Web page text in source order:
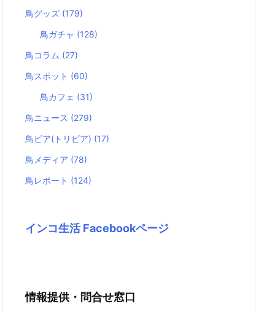
鳥グッズ (179)
鳥ガチャ (128)
鳥コラム (27)
鳥スポット (60)
鳥カフェ (31)
鳥ニュース (279)
鳥ビア(トリビア) (17)
鳥メディア (78)
鳥レポート (124)
インコ生活 Facebookページ
情報提供・問合せ窓口